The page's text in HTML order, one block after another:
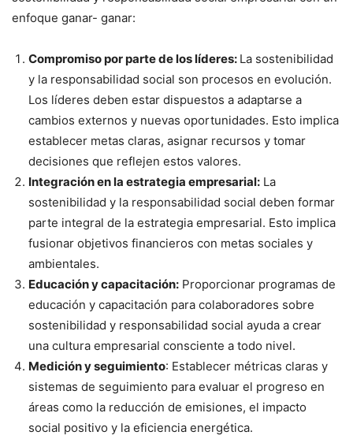
enfoque ganar- ganar:
Compromiso por parte de los líderes: La sostenibilidad
y la responsabilidad social son procesos en evolución.
Los líderes deben estar dispuestos a adaptarse a
cambios externos y nuevas oportunidades. Esto implica
establecer metas claras, asignar recursos y tomar
decisiones que reflejen estos valores.
Integración en la estrategia empresarial: La
sostenibilidad y la responsabilidad social deben formar
parte integral de la estrategia empresarial. Esto implica
fusionar objetivos financieros con metas sociales y
ambientales.
Educación y capacitación: Proporcionar programas de
educación y capacitación para colaboradores sobre
sostenibilidad y responsabilidad social ayuda a crear
una cultura empresarial consciente a todo nivel.
Medición y seguimiento: Establecer métricas claras y
sistemas de seguimiento para evaluar el progreso en
áreas como la reducción de emisiones, el impacto
social positivo y la eficiencia energética.